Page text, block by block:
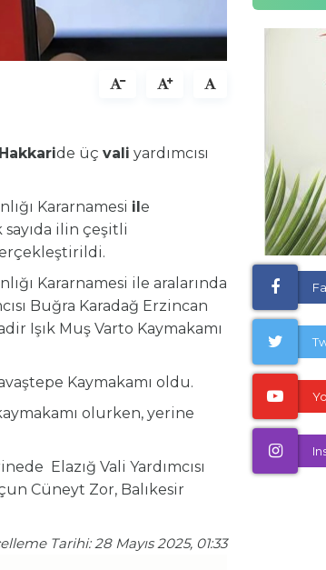
Hakkaride üç vali yardımcısı
Kararnamesi ile
ilin çeşitli
Kararnamesi ile aralarında
Buğra Karadağ Erzincan
Işık Muş Varto Kaymakamı
Kaymakamı oldu.
olurken, yerine
Elazığ Vali Yardımcısı
Cüneyt Zor, Balıkesir
Tarihi: 28 Mayıs 2025, 01:33